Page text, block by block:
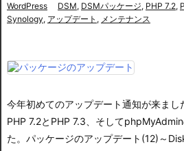
WordPress
DSM, DSMパッケージ, PHP 7.2,
Synology, アップデート , メンテナンス
今年初めてのアップデート通知が来まし
PHP 7.2とPHP 7.3、そして
た。 パッケージのアップデート(12)～